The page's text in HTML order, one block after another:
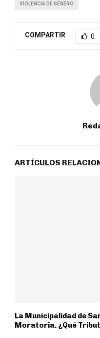
VIOLENCIA DE GÉNERO
COMPARTIR 0
ARTÍCULOS
La Municipalidad de
Moratoria. ¿Qué